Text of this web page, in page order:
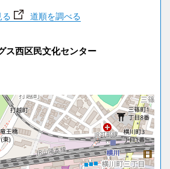
る 道順を調べる
ス西区民文化センター